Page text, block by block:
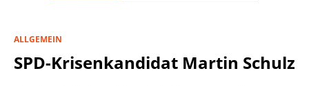
ALLGEMEIN
SPD-Krisenkandidat Martin Schulz